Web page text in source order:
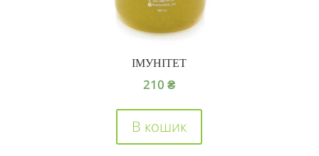
ІМУНІТЕТ
210₴
В кошик